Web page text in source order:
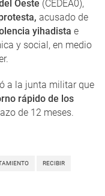
Oeste (CEDEA0),
acusado de
yihadista e
y social, en medio
a la junta militar que
rápido de los
de 12 meses.
RECIBIR